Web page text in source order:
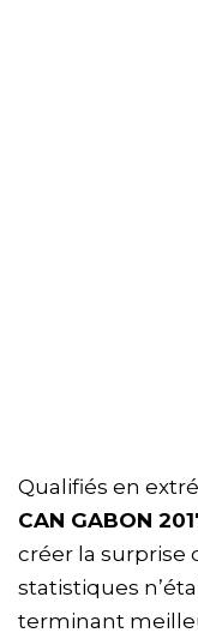
Qualifiés en
CAN GABON
créer la surprise
statistiques
terminant